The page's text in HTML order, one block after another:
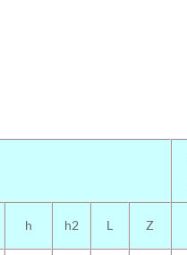
h h2 L Z